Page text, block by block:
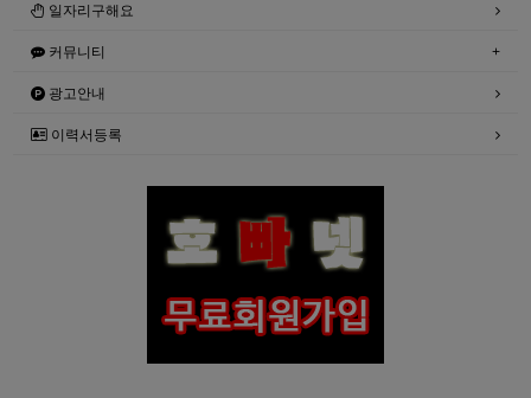
일자리구해요
커뮤니티
광고안내
이력서등록